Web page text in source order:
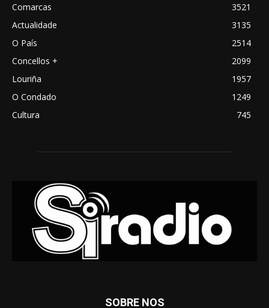
Comarcas
3521
Actualidade
3135
O País
2514
Concellos +
2099
Louriña
1957
O Condado
1249
Cultura
745
SOBRE NOS